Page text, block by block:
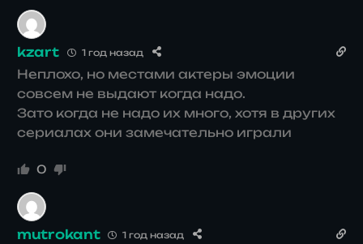
kzart 1 год назад
Неплохо, но местами актеры эмоции
совсем не выдают когда надо.
Зато когда не надо их много, хотя в других
сериалах они замечательно играли
0
mutrokant 1 год назад